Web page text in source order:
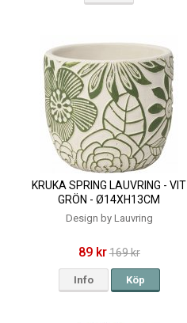
KRUKA SPRING LAUVRING - VIT
GRÖN - Ø14XH13CM
Design by Lauvring
89 kr169 kr
Info Köp